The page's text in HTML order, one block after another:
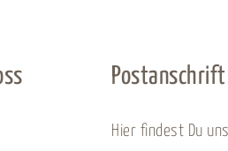
Postanschrift
Hier findest Du